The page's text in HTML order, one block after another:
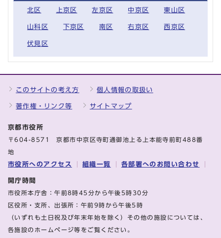
北区 上京区 左京区 中京区 東山区
山科区 下京区 南区 右京区 西京区
伏見区
このサイトの考え方 個人情報の取扱い
著作権・リンク等 サイトマップ
京都市役所
〒604-8571 京都市中京区寺町通御池上る上本能寺前町488番
地
市役所へのアクセス 組織一覧 各部署へのお問い合わせ
開庁時間
市役所本庁舎：午前8時45分から午後5時30分
区役所・支所、出張所：午前9時から午後5時
（いずれも土日祝及び年末年始を除く）その他の施設については、
各施設のホームページ等をご覧ください。